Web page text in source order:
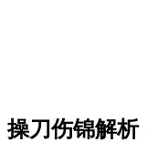
操刀伤锦解析